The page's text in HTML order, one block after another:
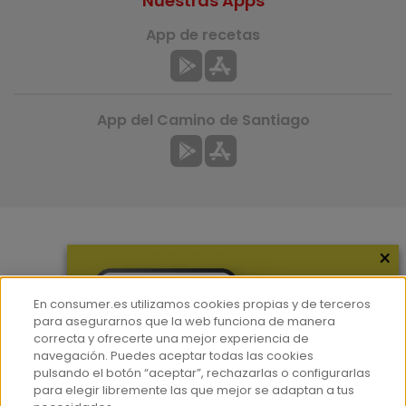
Hemeroteca
Contacto
Prensa
App de recetas
App del Camino de Santiago
×
En consumer.es utilizamos cookies propias y de terceros
para asegurarnos que la web funciona de manera
correcta y ofrecerte una mejor experiencia de
navegación. Puedes aceptar todas las cookies
pulsando el botón “aceptar”, rechazarlas o configurarlas
para elegir libremente las que mejor se adaptan a tus